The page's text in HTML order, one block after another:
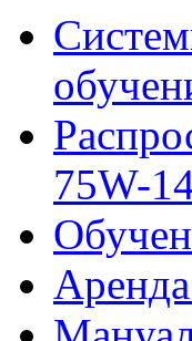
75W-
Аренда